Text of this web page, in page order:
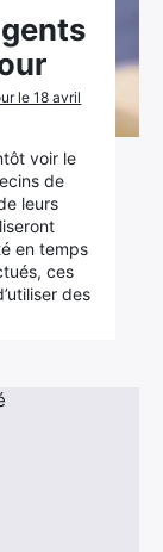
le 18 avril
voir le
de
leurs
en temps
ces
des